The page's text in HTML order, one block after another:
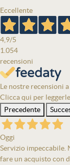
Eccellente
4,9/5
1.054
recensioni
Le nostre recensioni a
Clicca qui per
Precedente
Oggi
Servizio impeccabile.
fare un acquisto con